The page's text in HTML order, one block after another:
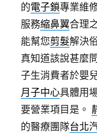
的電子鎖專業維
服務縮鼻翼合理
能幫您剪髮解決
真知道該說甚麼
子生消費者於嬰
月子中心具體用
要營業項目是。
的醫療團隊台北